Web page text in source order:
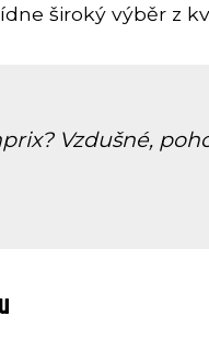
široký výběr z
Vzdušné,